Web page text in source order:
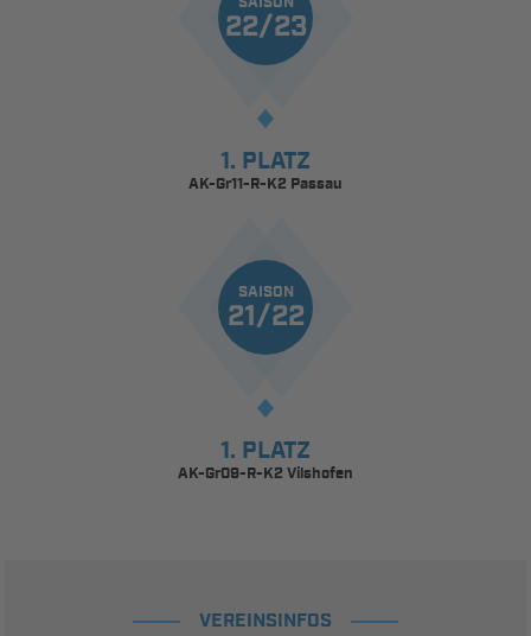
22/23
1. PLATZ
AK-Gr11-R-K2 Passau
SAISON
21/22
1. PLATZ
AK-Gr09-R-K2 Vilshofen
VEREINSINFOS